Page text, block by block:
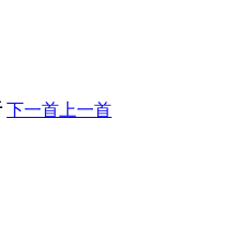
下一首 上一首